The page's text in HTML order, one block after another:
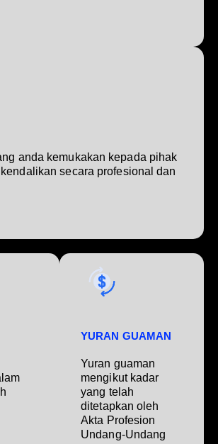
anda kemukakan kepada pihak
secara profesional dan
YURAN GUAMAN
Yuran guaman
mengikut kadar
yang telah
ditetapkan oleh
Akta Profesion
Undang-Undang